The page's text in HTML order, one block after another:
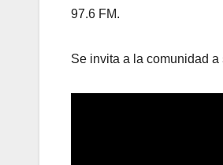
97.6 FM.
Se invita a la comunidad